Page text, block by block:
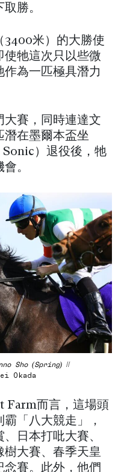
勝。
3400米）的大勝使
使牠這次只以些微
為一匹極具潛力
大賽，同時連達文
潛在墨爾本盃坐
）退役後，牠
。
Sho (Spring) //
Okada
Farm而言，這場頭
「八大競走」，
日本打吡大賽、
大賽、春季天皇
念賽。此外，他們